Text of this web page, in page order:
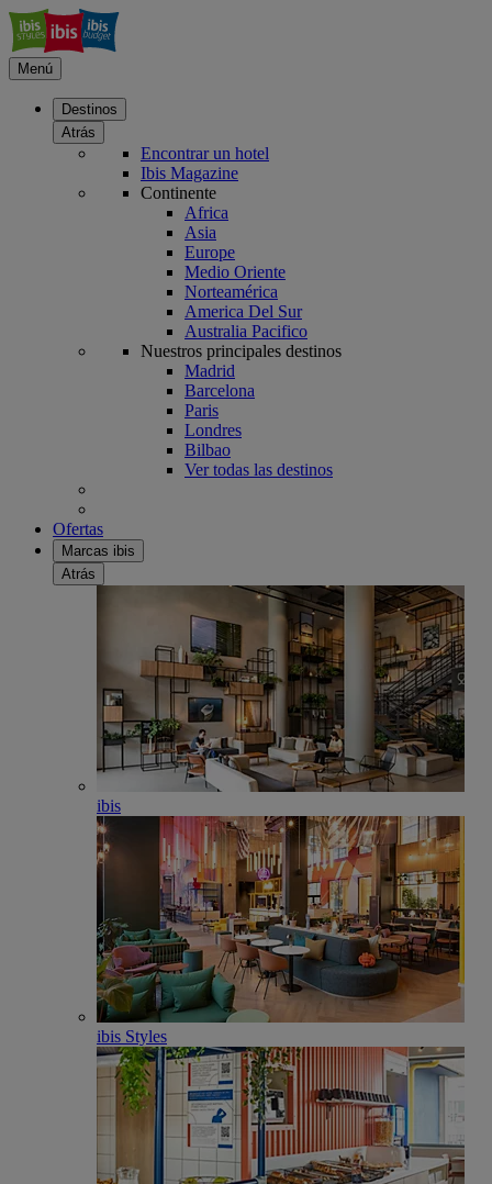
Menú
Destinos
Atrás
Encontrar un hotel
Ibis Magazine
Continente
Africa
Asia
Europe
Medio Oriente
Norteamérica
America Del Sur
Australia Pacifico
Nuestros principales destinos
Madrid
Barcelona
Paris
Londres
Bilbao
Ver todas las destinos
Ofertas
Marcas ibis
Atrás
ibis
ibis Styles